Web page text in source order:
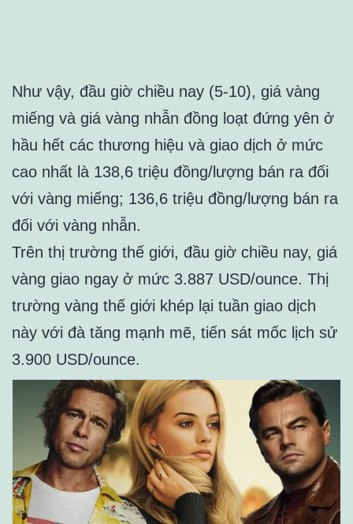
Như vậy, đầu giờ chiều nay (5-10), giá vàng
miếng và giá vàng nhẫn đồng loạt đứng yên ở
hầu hết các thương hiệu và giao dịch ở mức
cao nhất là 138,6 triệu đồng/lượng bán ra đối
với vàng miếng; 136,6 triệu đồng/lượng bán ra
đối với vàng nhẫn.
Trên thị trường thế giới, đầu giờ chiều nay, giá
vàng giao ngay ở mức 3.887 USD/ounce. Thị
trường vàng thế giới khép lại tuần giao dịch
này với đà tăng mạnh mẽ, tiến sát mốc lịch sử
3.900 USD/ounce.